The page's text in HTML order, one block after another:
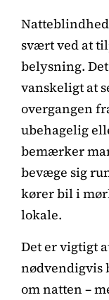
svært ved at
belysning.
vanskeligt at
overgangen
ubehagelig
bemærker
bevæge sig
kører bil i
lokale.
Det er vigtigt
nødvendigvis
om natten –